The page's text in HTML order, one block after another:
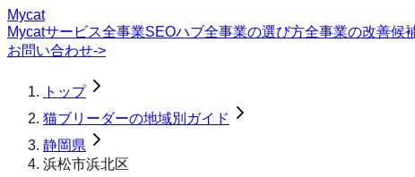
Mycat
Mycatサービス全事業SEOハブ全事業の選び方全事業の改善候
お問い合わせ->
トップ
猫ブリーダーの地域別ガイド
静岡県
浜松市浜北区